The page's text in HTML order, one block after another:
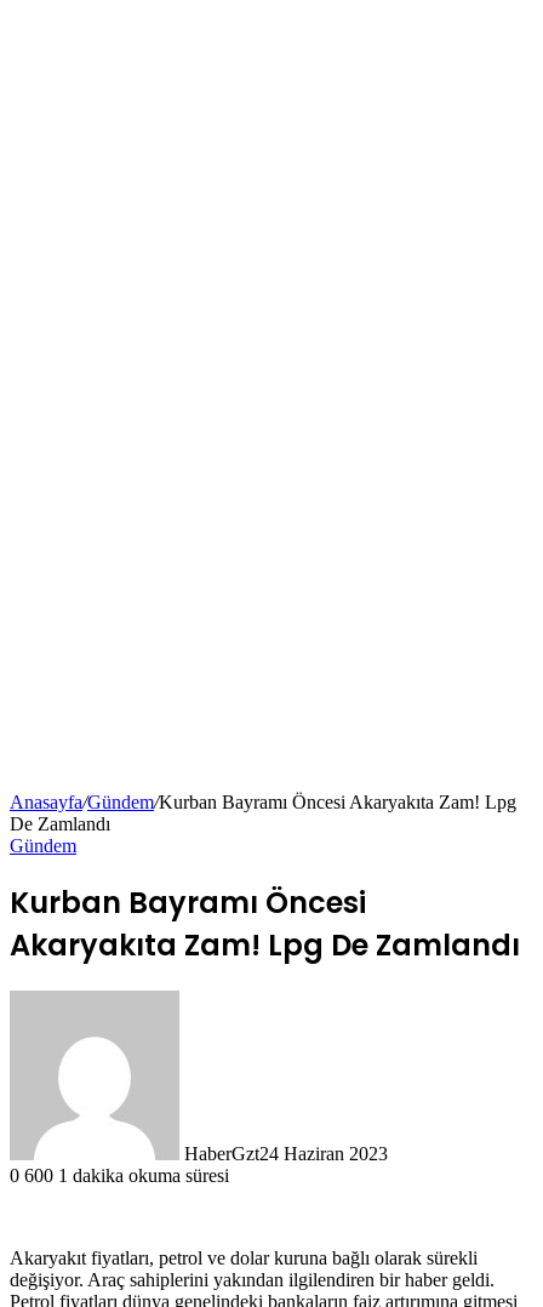
Anasayfa/Gündem/Kurban Bayramı Öncesi Akaryakıta Zam! Lpg
De Zamlandı
Gündem
Kurban Bayramı Öncesi
Akaryakıta Zam! Lpg De Zamlandı
HaberGzt24 Haziran 2023
0 600 1 dakika okuma süresi
Akaryakıt fiyatları, petrol ve dolar kuruna bağlı olarak sürekli
değişiyor. Araç sahiplerini yakından ilgilendiren bir haber geldi.
Petrol fiyatları dünya genelindeki bankaların faiz artırımına gitmesi